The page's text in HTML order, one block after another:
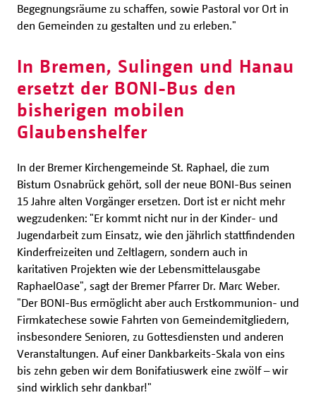
Begegnungsräume zu schaffen, sowie Pastoral vor Ort in
den Gemeinden zu gestalten und zu erleben."
In Bremen, Sulingen und Hanau
ersetzt der BONI-Bus den
bisherigen mobilen
Glaubenshelfer
In der Bremer Kirchengemeinde St. Raphael, die zum
Bistum Osnabrück gehört, soll der neue BONI-Bus seinen
15 Jahre alten Vorgänger ersetzen. Dort ist er nicht mehr
wegzudenken: "Er kommt nicht nur in der Kinder- und
Jugendarbeit zum Einsatz, wie den jährlich stattfindenden
Kinderfreizeiten und Zeltlagern, sondern auch in
karitativen Projekten wie der Lebensmittelausgabe
RaphaelOase", sagt der Bremer Pfarrer Dr. Marc Weber.
"Der BONI-Bus ermöglicht aber auch Erstkommunion- und
Firmkatechese sowie Fahrten von Gemeindemitgliedern,
insbesondere Senioren, zu Gottesdiensten und anderen
Veranstaltungen. Auf einer Dankbarkeits-Skala von eins
bis zehn geben wir dem Bonifatiuswerk eine zwölf – wir
sind wirklich sehr dankbar!"